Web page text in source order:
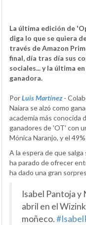
La última edición de
diga lo que se quiera
través de Amazon
final, día tras día sus
sociales... y la última
ganadora.
PorLuis Martínez -
Naiara se alzó como
academia más conocida
ganadores de 'OT' con
Mónica Naranjo, y el
A la espera de que
ha parado de ofrecer
ha dado una gran
Isabel Pantoja y
abril en el
moñeco.